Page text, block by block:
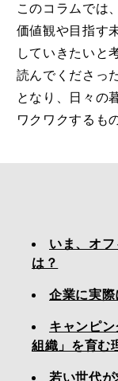
このコラムでは
価値観や目指す
していきたいと
読んでくださっ
となり、日々の
ワクワクするも
いま、オ
は？
企業に実
キャンピ
組織」を育む
若い世代が